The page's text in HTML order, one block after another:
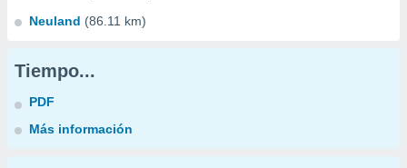
Neuland (86.11 km)
Tiempo...
PDF
Más información